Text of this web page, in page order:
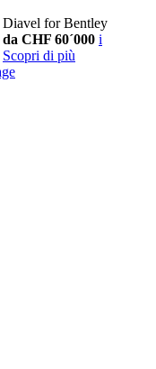
Diavel for Bentley
da CHF 60´000 i
Scopri di più